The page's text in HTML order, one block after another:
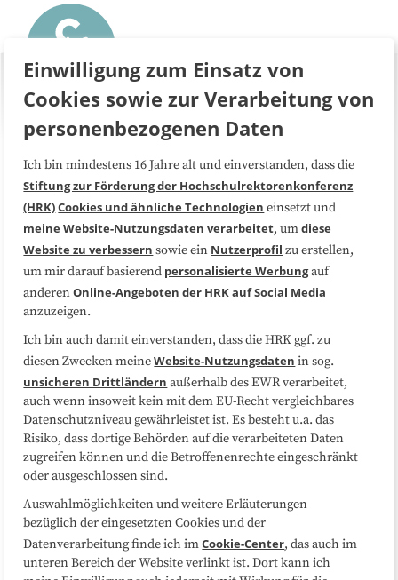
Über uns FAQ
Medienarbeit Kooperationen
Datenschutzerklärung Impressum
Sitemap
Folgen Sie uns
Einwilligung zum Einsatz von
Cookies sowie zur Verarbeitung von
personenbezogenen Daten
Ich bin mindestens 16 Jahre alt und einverstanden, dass die
Stiftung zur Förderung der Hochschulrektorenkonferenz
(HRK)Cookies und ähnliche Technologien einsetzt und
meine Website-Nutzungsdaten verarbeitet, umdiese
Website zu verbessern sowie ein Nutzerprofil zu erstellen,
um mir darauf basierend personalisierte Werbungauf
anderenOnline-Angeboten der HRK auf Social Media
anzuzeigen.
Ich bin auch damit einverstanden, dass die HRK ggf. zu
diesen Zwecken meineWebsite-Nutzungsdaten in sog.
unsicheren Drittländern außerhalb des EWR verarbeitet,
auch wenn insoweit kein mit dem EU-Recht vergleichbares
Datenschutzniveau gewährleistet ist. Es besteht u.a. das
Risiko, dass dortige Behörden auf die verarbeiteten Daten
zugreifen können und die Betroffenenrechte eingeschränkt
oder ausgeschlossen sind.
Auswahlmöglichkeiten und weitere Erläuterungen
bezüglich der eingesetzten Cookies und der
Datenverarbeitung finde ich imCookie-Center, das auch im
unteren Bereich der Website verlinkt ist. Dort kann ich